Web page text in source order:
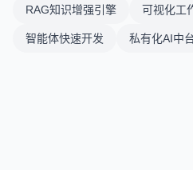
RAG知识增强引擎 可视化工
智能体快速开发 私有化AI中